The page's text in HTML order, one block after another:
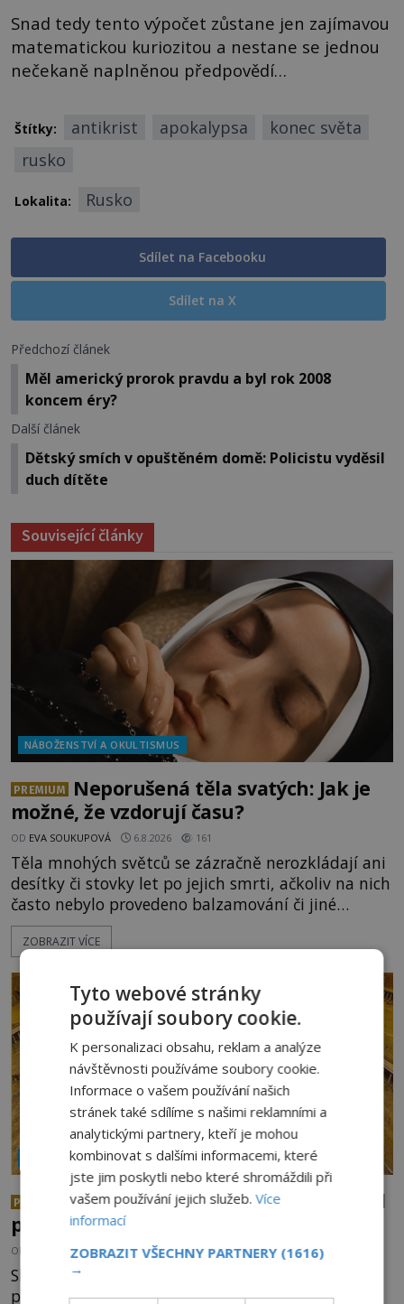
Snad tedy tento výpočet zůstane jen zajímavou
matematickou kuriozitou a nestane se jednou
nečekaně naplněnou předpovědí…
Štítky: antikrist apokalypsa
konec světa
rusko
Lokalita: Rusko
Sdílet na Facebooku
Sdílet na X
Předchozí článek
Měl americký prorok pravdu a byl rok 2008
koncem éry?
Další článek
Dětský smích v opuštěném domě: Policistu vyděsil
duch dítěte
Související články
NÁBOŽENSTVÍ A OKULTISMUS
PREMIUM
Neporušená těla svatých: Jak je
možné, že vzdorují času?
OD EVA SOUKUPOVÁ 6.8.2026 161
Těla mnohých světců se zázračně nerozkládají ani
desítky či stovky let po jejich smrti, ačkoliv na nich
často nebylo provedeno balzamování či jiné
pokusy o konzervaci. Neporušené ostatky bývají
považovány za důkaz svatosti zemřelých. Jaké
osobností ochraňují? Na hřbitově u kláštera
Milosrdných
ZOBRAZIT VÍCE
NÁBOŽENSTVÍ A OKULTISMUS
PREMIUM
Po stopách templářů: Kdo odhalil
přísně střežené biblické tajemství?
OD ANDREA ŠULCOVÁ 2.8.2026 3.5TIS
Skupinka templářů utíká jen několik málo hodin
před hromadným zatýkáním nočními
Tyto webové stránky
používají soubory cookie.
K personalizaci obsahu, reklam a analýze
návštěvnosti používáme soubory cookie.
Informace o vašem používání našich
stránek také sdílíme s našimi reklamními a
analytickými partnery, kteří je mohou
kombinovat s dalšími informacemi, které
jste jim poskytli nebo které shromáždili při
vašem používání jejich služeb.Více
informací
ZOBRAZIT VŠECHNY PARTNERY (1616)
→